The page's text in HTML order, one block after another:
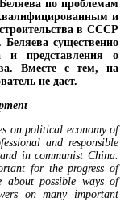
по проблемам
и
в СССР
существенно
и представления о
Вместе с тем, на
не дает.
on political economy of
and responsible
in communist China.
for the progress of
about possible ways of
on many important